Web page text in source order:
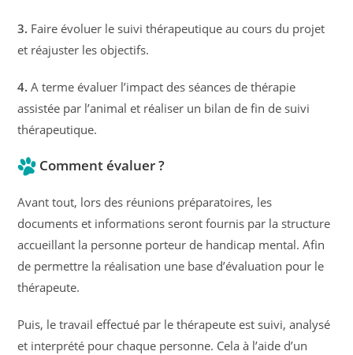
3. Faire évoluer le suivi thérapeutique au cours du projet
et réajuster les objectifs.
4. A terme évaluer l’impact des séances de thérapie
assistée par l’animal et réaliser un bilan de fin de suivi
thérapeutique.
Comment évaluer ?
Avant tout, lors des réunions préparatoires, les
documents et informations seront fournis par la structure
accueillant la personne porteur de handicap mental. Afin
de permettre la réalisation une base d’évaluation pour le
thérapeute.
Puis, le travail effectué par le thérapeute est suivi, analysé
et interprété pour chaque personne. Cela à l’aide d’un